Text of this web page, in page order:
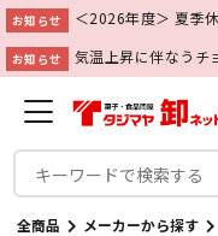
お知らせ ＜2026年度＞ 夏季
お知らせ 気温上昇に伴なうチ
全商品 メーカーから探す